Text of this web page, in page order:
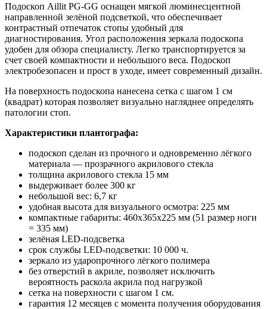
Подоскоп Aillit PG-GG оснащен мягкой люминесцентной
направленной зелёной подсветкой, что обеспечивает
контрастный отпечаток стопы удобный для
диагностирования. Угол расположения зеркала подоскопа
удобен для обзора специалисту. Легко транспортируется за
счет своей компактности и небольшого веса. Подоскоп
электробезопасен и прост в уходе, имеет современный дизайн.
На поверхность подоскопа нанесена сетка с шагом 1 см
(квадрат) которая позволяет визуально нагляднее определять
патологии стоп.
Характеристики плантографа:
подоскоп сделан из прочного и одновременно лёгкого
материала — прозрачного акрилового стекла
толщина акрилового стекла 15 мм
выдерживает более 300 кг
небольшой вес: 6,7 кг
удобная высота для визуального осмотра: 225 мм
компактные габариты: 460х365х225 мм (51 размер ноги
= 335 мм)
зелёная LED-подсветка
срок службы LED-подсветки: 10 000 ч.
зеркало из ударопрочного лёгкого полимера
без отверстий в акриле, позволяет исключить
вероятность раскола акрила под нагрузкой
сетка на поверхности с шагом 1 см.
гарантия 12 месяцев с момента получения оборудования